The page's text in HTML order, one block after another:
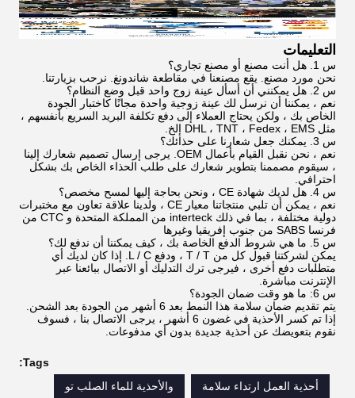
التعليمات
س 1. هل أنت مصنع أو مصنع تجاري؟
نحن مورد مصنع. يقع مصنعنا في مقاطعة شاندونغ. نرحب بزيارتنا.
س 2. هل يمكنني أن أسأل عينة زوج واحد قبل وضع النظام؟
نعم ، يمكننا أن نرسل لك عينة زوجية واحدة مجانًا كاختبار الجودة
الخاص بك ، ولكن يحتاج العملاء إلى دفع تكلفة البريد السريع بأنفسهم ،
مثل DHL ، TNT ، Fedex ، EMS إلخ.
س 3. يمكنك جعل شعارنا على حذائك؟
نعم ، نحن نقبل القيام بأعمال OEM. يرجى إرسال تصميم شعارك إلينا
، سيقوم مصممنا بتطوير شعارك على طلب الحذاء الخاص بك بشكل
احترافي.
س 4. هل لديك شهادة CE ، ونحن بحاجة إليها لمسح مخصص؟
نعم ، يمكن أن تلبي منتجاتنا معيار CE ، ولدينا علاقة تعاون مع مختبرات
دولية مختلفة ، بما في ذلك interteck من المملكة المتحدة و CTC من
فرنسا SABS من جنوب إفريقيا وغيرها
س 5. ما هي شروط الدفع الخاصة بك ، كيف يمكننا أن ندفع لك؟
يمكن لشركتنا قبول كل من T / T ، ودفع L / C. إذا كان لديك أي
متطلبات دفع أخرى ، فيرجى ترك التدليك أو الاتصال ببائعنا عبر
الإنترنت مباشرة.
س 6: ما هو وقت ضمان الجودة؟
يتم تقديم ضمان سلامة هذا النمط بعد 6 أشهر من الجودة بعد الشحن.
إذا تم كسر الأحذية في غضون 6 أشهر ، يرجى الاتصال بنا ، فسوف
نقوم بتعويضك عن أحذية جديدة بدون أي مدفوعات.
Tags:
أحذية العمل ارتداء سلامة
والأحذية للماء الصلب تو